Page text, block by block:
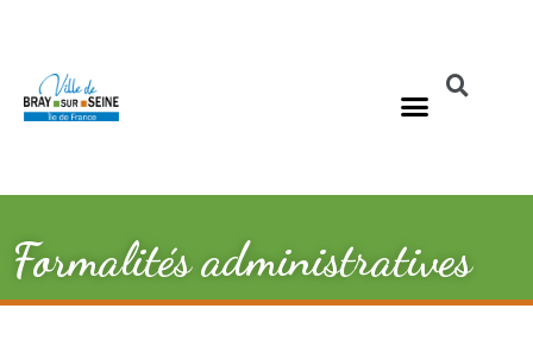
Formalités administratives